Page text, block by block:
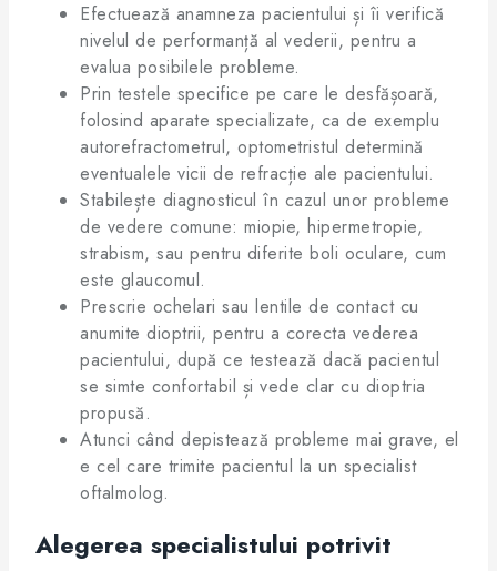
Efectuează anamneza pacientului și îi verifică
nivelul de performanță al vederii, pentru a
evalua posibilele probleme.
Prin testele specifice pe care le desfășoară,
folosind aparate specializate, ca de exemplu
autorefractometrul, optometristul determină
eventualele vicii de refracție ale pacientului.
Stabilește diagnosticul în cazul unor probleme
de vedere comune: miopie, hipermetropie,
strabism, sau pentru diferite boli oculare, cum
este glaucomul.
Prescrie ochelari sau lentile de contact cu
anumite dioptrii, pentru a corecta vederea
pacientului, după ce testează dacă pacientul
se simte confortabil și vede clar cu dioptria
propusă.
Atunci când depistează probleme mai grave, el
e cel care trimite pacientul la un specialist
oftalmolog.
Alegerea specialistului potrivit